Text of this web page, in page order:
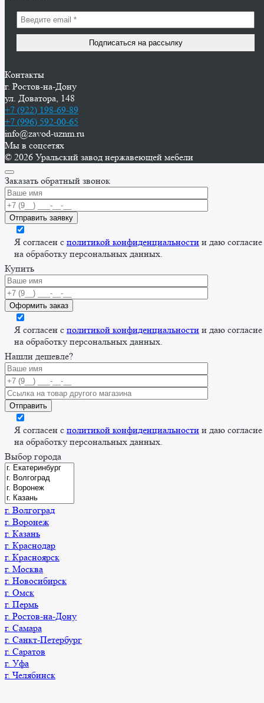
Контакты
г. Ростов-на-Дону
ул. Доватора, 148
+7 (922) 198-69-89
+7 (996) 592-00-65
info@zavod-uznm.ru
Мы в соцсетях
© 2026 Уральский завод нержавеющей мебели
Заказать обратный звонок
Я согласен с политикой конфиденциальности и даю согласие
на обработку персональных данных.
Купить
Я согласен с политикой конфиденциальности и даю согласие
на обработку персональных данных.
Нашли дешевле?
Я согласен с политикой конфиденциальности и даю согласие
на обработку персональных данных.
Выбор города
г. Волгоград
г. Воронеж
г. Казань
г. Краснодар
г. Красноярск
г. Москва
г. Новосибирск
г. Омск
г. Пермь
г. Ростов-на-Дону
г. Самара
г. Санкт-Петербург
г. Саратов
г. Уфа
г. Челябинск